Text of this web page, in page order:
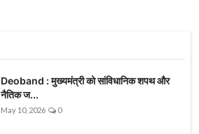
Deoband : मुख्यमंत्री को सांविधानिक शपथ और
नैतिक ज...
May 10, 2026 0